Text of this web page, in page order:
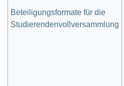
Beteiligungsformate für die
Studierendenvollversammlung